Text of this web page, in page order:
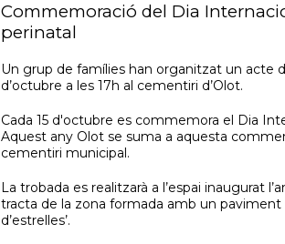
Commemoració del Dia
perinatal
Un grup de famílies han organitzat un acte
d’octubre a les 17h al cementiri d’Olot.
Cada 15 d'octubre es commemora el Dia
Aquest any Olot se suma a aquesta
cementiri municipal.
La trobada es realitzarà a l’espai inaugurat
tracta de la zona formada amb un
d’estrelles’.